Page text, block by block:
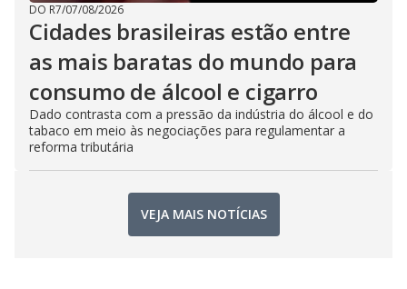
DO R7/07/08/2026
Cidades brasileiras estão entre
as mais baratas do mundo para
consumo de álcool e cigarro
Dado contrasta com a pressão da indústria do álcool e do
tabaco em meio às negociações para regulamentar a
reforma tributária
VEJA MAIS NOTÍCIAS